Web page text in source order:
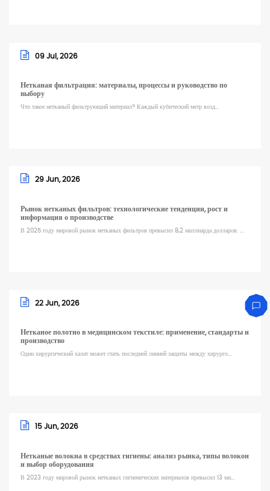
09 Jul, 2026
Нетканая фильтрация: материалы, процессы и руководство по
выбору
Что такое нетканый фильтрующий материал? Каждый кубический метр возд...
29 Jun, 2026
Рынок нетканых фильтров: технологические тенденции, рост и
информация о производстве
В 2025 году мировой рынок нетканых фильтров превысил 8,2 миллиарда долларов. ...
22 Jun, 2026
Нетканое полотно в медицинском текстиле: применение, стандарты и
производство
Один хирургический халат может стать последней линией защиты между хирурго...
15 Jun, 2026
Нетканые волокна в средствах гигиены: анализ рынка, типы волокон
и выбор оборудования
В 2023 году мировой рынок нетканых гигиенических материалов превысил 13 ми...